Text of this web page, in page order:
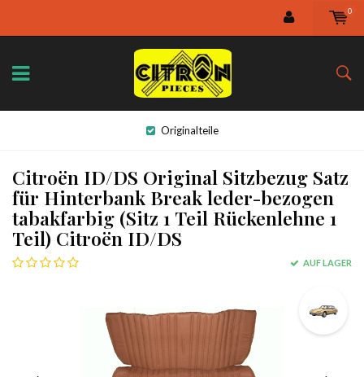
0
Originalteile
Citroën ID/DS Original Sitzbezug Satz
für Hinterbank Break leder-bezogen
tabakfarbig (Sitz 1 Teil Rückenlehne 1
Teil) Citroën ID/DS
AUF LAGER